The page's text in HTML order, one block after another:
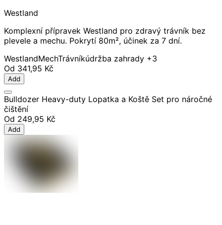
Westland
Komplexní přípravek Westland pro zdravý trávník bez
plevele a mechu. Pokrytí 80m², účinek za 7 dní.
WestlandMechTrávníkúdržba zahrady +3
Od 341,95 Kč
Add
Bulldozer Heavy-duty Lopatka a Koště Set pro náročné
čištění
Od 249,95 Kč
Add